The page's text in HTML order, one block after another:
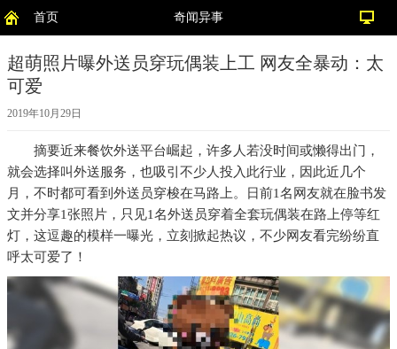
首页 奇闻异事
超萌照片曝外送员穿玩偶装上工 网友全暴动：太
可爱
2019年10月29日
摘要近来餐饮外送平台崛起，许多人若没时间或懒得出门，
就会选择叫外送服务，也吸引不少人投入此行业，因此近几个
月，不时都可看到外送员穿梭在马路上。日前1名网友就在脸书发
文并分享1张照片，只见1名外送员穿着全套玩偶装在路上停等红
灯，这逗趣的模样一曝光，立刻掀起热议，不少网友看完纷纷直
呼太可爱了！